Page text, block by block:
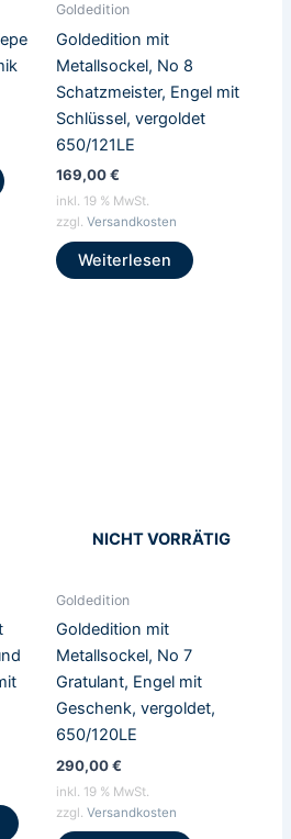
Goldedition
Goldedition mit
Metallsockel, No 8
Schatzmeister, Engel mit
Schlüssel, vergoldet
650/121LE
169,00€
inkl. 19 % MwSt.
zzgl. Versandkosten
Weiterlesen
Produktseite
gewählt
werden
NICHT VORRÄTIG
Goldedition
Goldedition mit
Metallsockel, No 7
Gratulant, Engel mit
Geschenk, vergoldet,
650/120LE
290,00€
inkl. 19 % MwSt.
zzgl. Versandkosten